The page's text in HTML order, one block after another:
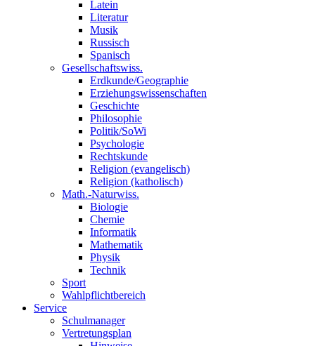
Latein
Literatur
Musik
Russisch
Spanisch
Gesellschaftswiss.
Erdkunde/Geographie
Erziehungswissenschaften
Geschichte
Philosophie
Politik/SoWi
Psychologie
Rechtskunde
Religion (evangelisch)
Religion (katholisch)
Math.-Naturwiss.
Biologie
Chemie
Informatik
Mathematik
Physik
Technik
Sport
Wahlpflichtbereich
Service
Schulmanager
Vertretungsplan